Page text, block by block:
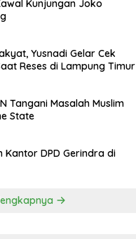
Kunjungan Joko
Yusnadi Gelar Cek
Reses di Lampung Timur
Tangani Masalah Muslim
State
Kantor DPD Gerindra di